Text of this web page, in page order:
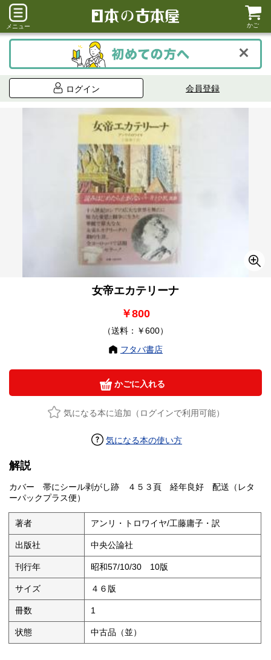
メニュー かご
ログイン 会員登録
女帝エカテリーナ
￥800
（送料：￥600）
フタバ書店
かごに入れる
気になる本に追加（ログインで利用可能）
気になる本の使い方
解説
カバー 帯にシール剥がし跡 ４５３頁 経年良好 配送（レタ
ーパックプラス便）
著者 アンリ・トロワイヤ/工藤庸子・訳
出版社 中央公論社
刊行年 昭和57/10/30 10版
サイズ ４６版
冊数 1
状態 中古品（並）